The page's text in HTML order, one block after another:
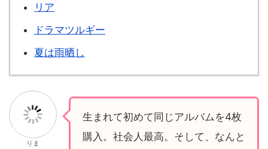
リア
ドラマツルギー
夏は雨晒し
りま
生まれて初めて同じアルバムを4枚
購入。社会人最高。そして、なんと